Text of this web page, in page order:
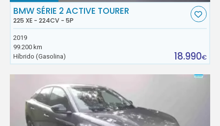
BMW SÉRIE 2 ACTIVE TOURER
225 XE - 224CV - 5P
2019
99.200 km
Híbrido (Gasolina)
18.990€